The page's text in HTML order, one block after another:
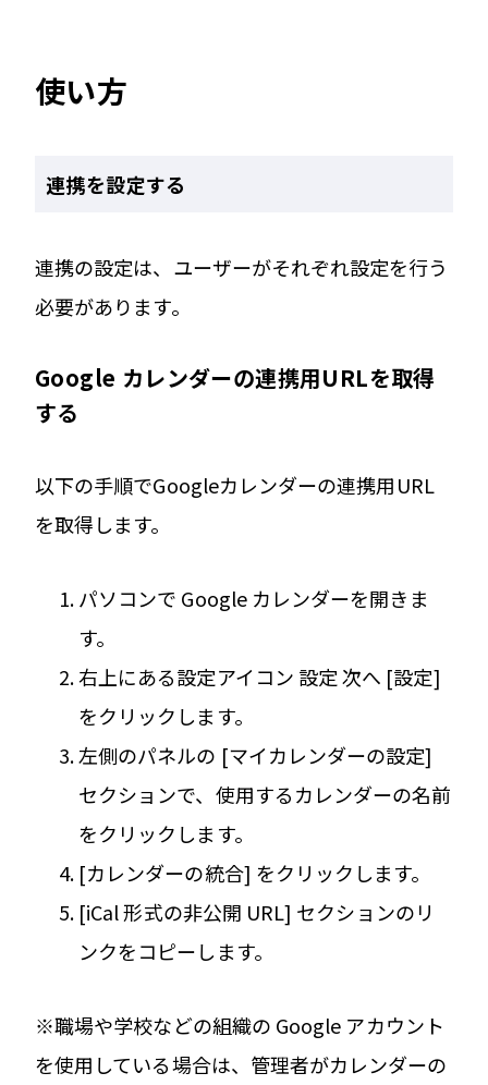
使い方
連携を設定する
連携の設定は、ユーザーがそれぞれ設定を行う
必要があります。
Google カレンダーの連携用URLを取得
する
以下の手順でGoogleカレンダーの連携用URL
を取得します。
パソコンで Google カレンダーを開きま
す。
右上にある設定アイコン 設定 次へ [設定]
をクリックします。
左側のパネルの [マイカレンダーの設定]
セクションで、使用するカレンダーの名前
をクリックします。
[カレンダーの統合] をクリックします。
[iCal 形式の非公開 URL] セクションのリ
ンクをコピーします。
※職場や学校などの組織の Google アカウント
を使用している場合は、管理者がカレンダーの